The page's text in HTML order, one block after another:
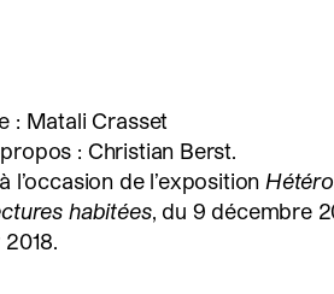
: Matali Crasset
: Christian Berst.
l’occasion de l’exposition
habitées, du 9 décembre